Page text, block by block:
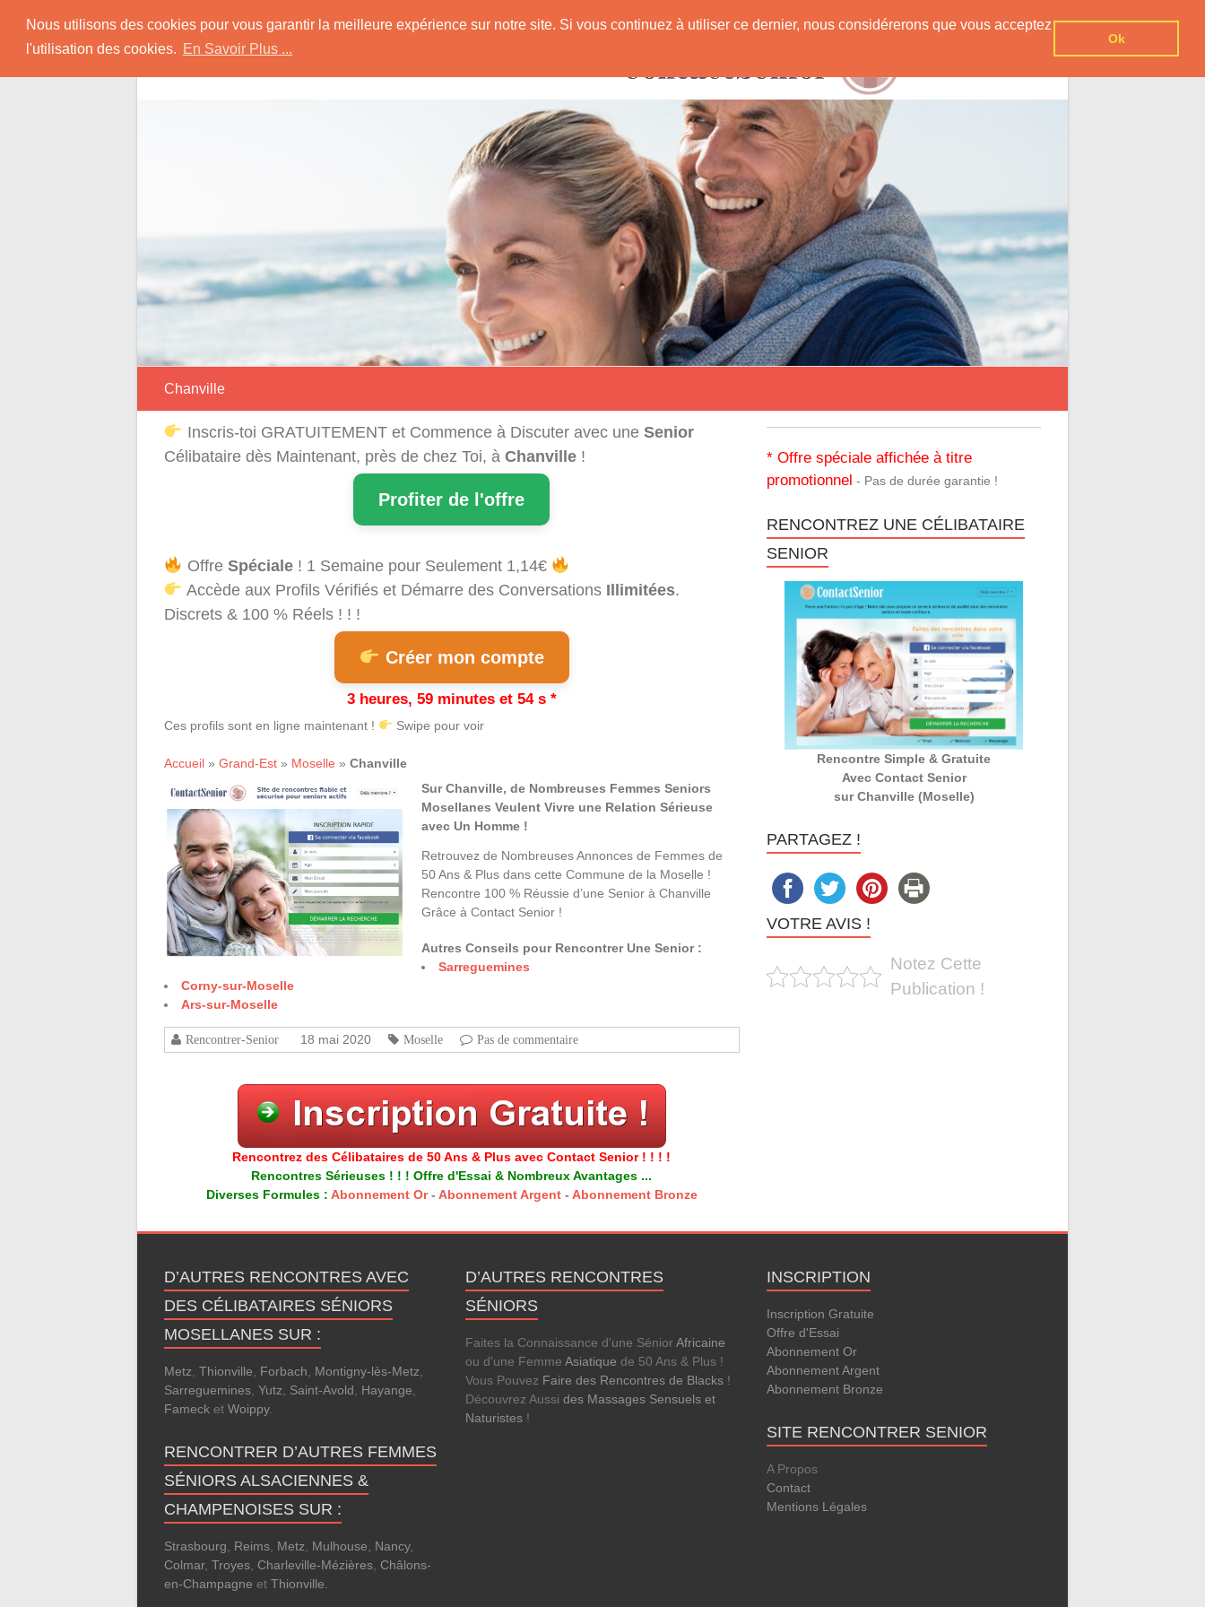
Nous utilisons des cookies pour vous garantir la meilleure expérience sur notre site. Si vous continuez à utiliser ce dernier, nous considérerons que vous acceptez
l'utilisation des cookies. En Savoir Plus ...
Ok
content
Rencontrer Senior
Conseils & Infos pour la Rencontre d'une Senior
Chanville
Inscris-toi GRATUITEMENT et Commence à Discuter avec une Senior
Célibataire dès Maintenant, près de chez Toi, à Chanville !
Profiter de l'offre
Offre Spéciale! 1 Semaine pour Seulement 1,14€
Accède aux Profils Vérifiés et Démarre des Conversations Illimitées.
Discrets & 100 % Réels ! ! !
Créer mon compte
3 heures, 59 minutes et 53 s *
Ces profils sont en ligne maintenant ! Swipe pour voir
Accueil » Grand-Est » Moselle » Chanville
Sur Chanville, de Nombreuses Femmes Seniors
Mosellanes Veulent Vivre une Relation Sérieuse
avec Un Homme !
Retrouvez de Nombreuses Annonces de Femmes de
50 Ans & Plus dans cette Commune de la Moselle !
Rencontre 100 % Réussie d’une Senior à Chanville
Grâce à Contact Senior !
Autres Conseils pour Rencontrer Une Senior :
Sarreguemines
Corny-sur-Moselle
Ars-sur-Moselle
Rencontrer-Senior 18 mai 2020 Moselle Pas de commentaire
Rencontrez des Célibataires de 50 Ans & Plus avec Contact Senior ! ! ! !
Rencontres Sérieuses ! ! ! Offre d'Essai & Nombreux Avantages ...
Diverses Formules : Abonnement Or- Abonnement Argent- Abonnement Bronze
* Offre spéciale affichée à titre
promotionnel - Pas de durée garantie !
RENCONTREZ UNE CÉLIBATAIRE
SENIOR
Rencontre Simple & Gratuite
Avec Contact Senior
sur Chanville (Moselle)
PARTAGEZ !
VOTRE AVIS !
Notez Cette
Publication !
D’AUTRES RENCONTRES AVEC
DES CÉLIBATAIRES SÉNIORS
MOSELLANES SUR :
Metz Thionville Forbach Montigny-lès-Metz
Sarreguemines Yutz Saint-Avold Hayange
Fameck et Woippy.
RENCONTRER D’AUTRES FEMMES
SÉNIORS ALSACIENNES &
CHAMPENOISES SUR :
Strasbourg Reims Metz Mulhouse Nancy,
Colmar, Troyes Charleville-Mézières Châlons-
en-Champagne et Thionville
D’AUTRES RENCONTRES
SÉNIORS
Faites la Connaissance d'une SéniorAfricaine
ou d'une Femme Asiatique de 50 Ans & Plus !
Vous Pouvez Faire des Rencontres de Blacks !
Découvrez Aussi des Massages Sensuels et
Naturistes !
INSCRIPTION
Inscription Gratuite
Offre d'Essai
Abonnement Or
Abonnement Argent
Abonnement Bronze
SITE RENCONTRER SENIOR
A Propos
Contact
Mentions Légales